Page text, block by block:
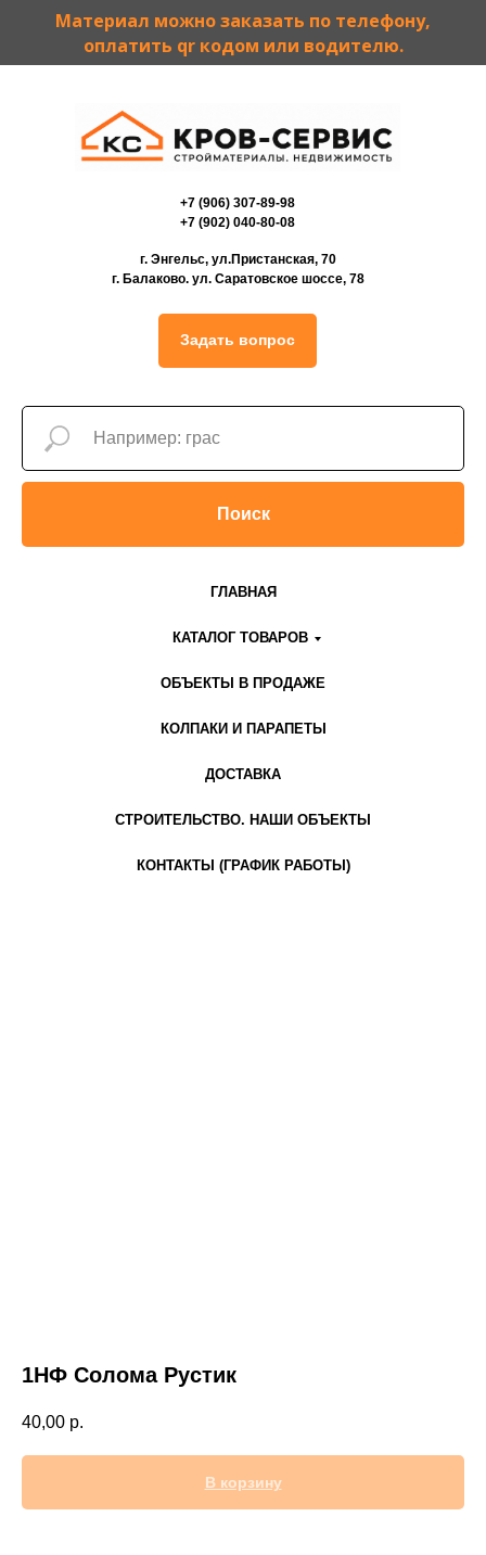
Материал можно заказать по телефону,
оплатить qr кодом или водителю.
+7 (906) 307-89-98
+7 (902) 040-80-08
г. Энгельс, ул.Пристанская, 70
г. Балаково. ул. Саратовское шоссе, 78
Задать вопрос
Поиск
ГЛАВНАЯ
КАТАЛОГ ТОВАРОВ
ОБЪЕКТЫ В ПРОДАЖЕ
КОЛПАКИ И ПАРАПЕТЫ
ДОСТАВКА
СТРОИТЕЛЬСТВО. НАШИ ОБЪЕКТЫ
КОНТАКТЫ (ГРАФИК РАБОТЫ)
1НФ Солома Рустик
40,00 р.
В корзину